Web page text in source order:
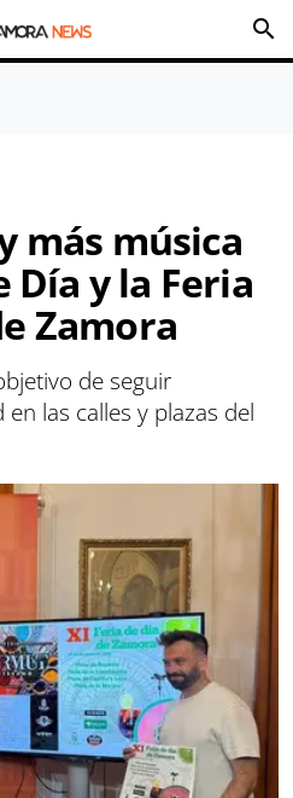
search
más música
Día y la Feria
Zamora
de seguir
las calles y plazas del